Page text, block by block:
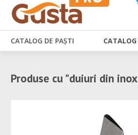
CATALOG DE PAȘTI CATALOG
Produse cu "duiuri din